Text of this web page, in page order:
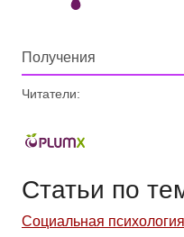
Получения
Читатели:
Статьи по
Социальная психология